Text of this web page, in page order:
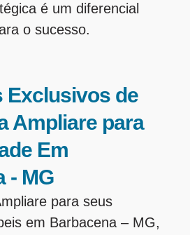
é um diferencial
o sucesso.
Exclusivos de
Ampliare para
Em
- MG
para seus
em Barbacena – MG,